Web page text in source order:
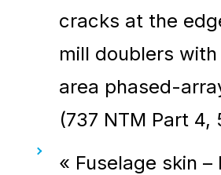
cracks at the
mill doublers
area phased-
(737 NTM Part
« Fuselage skin –